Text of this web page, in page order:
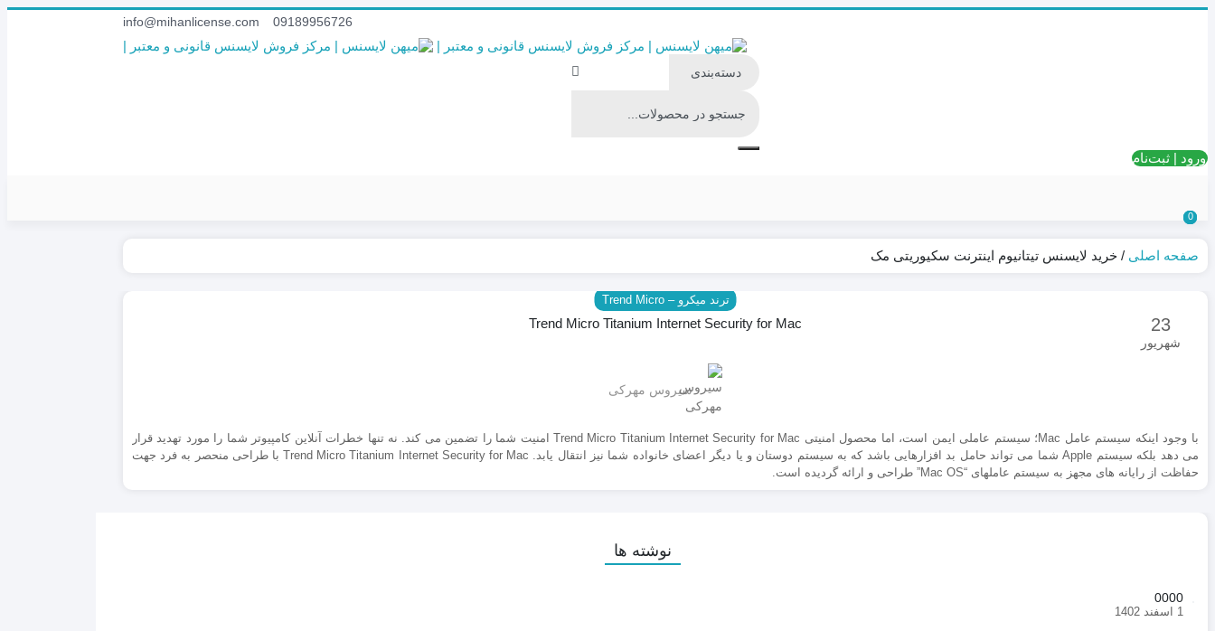
09189956726
info@mihanlicense.com
ورود | ثبت‌نام
0
0
0
صفحه اصلی / خرید لایسنس تیتانیوم اینترنت سکیوریتی مک
ترند میکرو – Trend Micro
23
شهریور
Trend Micro Titanium Internet Security for Mac
سیروس مهرکی
با وجود اینکه سیستم عامل Mac؛ سیستم عاملی ایمن است، اما محصول امنیتی Trend Micro Titanium Internet Security for Mac امنیت شما را تضمین می کند. نه تنها خطرات آنلاین کامپیوتر شما را مورد تهدید قرار
می دهد بلکه سیستم Apple شما می تواند حامل بد افزارهایی باشد که به سیستم دوستان و یا دیگر اعضای خانواده شما نیز انتقال یابد. Trend Micro Titanium Internet Security for Mac با طراحی منحصر به فرد جهت
حفاظت از رایانه های مجهز به سیستم عاملهای “Mac OS” طراحی و ارائه گردیده است.
نوشته ها
0000
1 اسفند 1402